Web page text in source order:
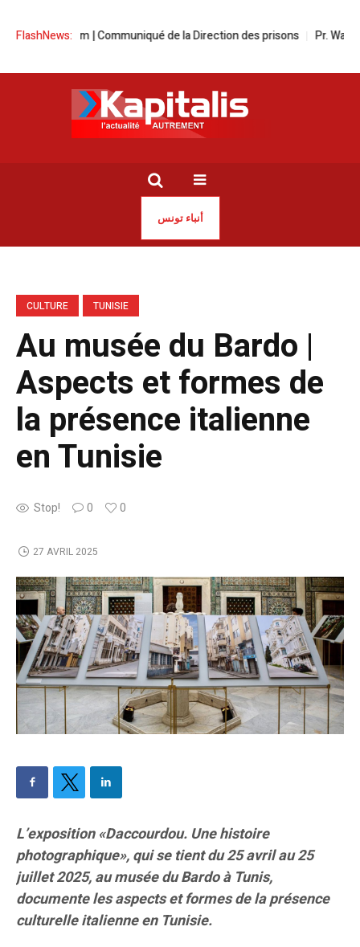
FlashNews:
de la faim | Communiqué de la Direction des prisons Pr. Walid Naija
أنباء تونس
CULTURE TUNISIE
Au musée du Bardo |
Aspects et formes de
la présence italienne
en Tunisie
Stop! 0 0
27 AVRIL 2025
L’exposition «Daccourdou. Une histoire
photographique», qui se tient du25 avrilau 25
juillet2025,au musée du Bardo à Tunis,
documente les aspects et formes de la présence
culturelle italienne en Tunisie.